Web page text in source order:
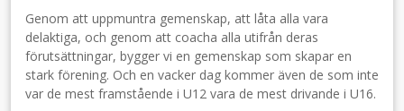
Genom att uppmuntra gemenskap, att låta alla vara
delaktiga, och genom att coacha alla utifrån deras
förutsättningar, bygger vi en gemenskap som skapar en
stark förening. Och en vacker dag kommer även de som inte
var de mest framstående i U12 vara de mest drivande i U16.